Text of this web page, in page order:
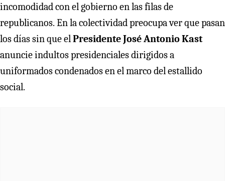
incomodidad con el gobierno en las filas de
republicanos. En la colectividad preocupaver que pasan
los días sin que elPresidente José Antonio Kast
anuncie indultos presidenciales dirigidos a
uniformados condenados en el marco del estallido
social.